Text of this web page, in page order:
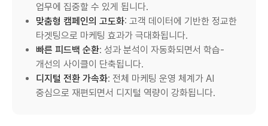
업무에 집중할 수 있게 됩니다.
맞춤형 캠페인의 고도화: 고객 데이터에 기반한 정교한
타겟팅으로 마케팅 효과가 극대화됩니다.
빠른 피드백 순환: 성과 분석이 자동화되면서 학습-
개선의 사이클이 단축됩니다.
디지털 전환 가속화: 전체 마케팅 운영 체계가 AI
중심으로 재편되면서 디지털 역량이 강화됩니다.